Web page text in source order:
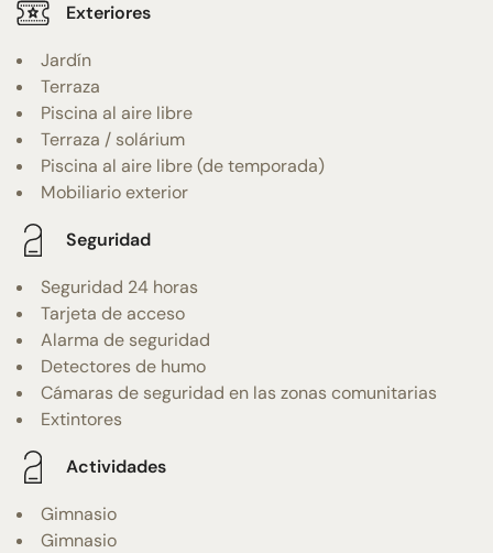
Exteriores
Jardín
Terraza
Piscina al aire libre
Terraza / solárium
Piscina al aire libre (de temporada)
Mobiliario exterior
Seguridad
Seguridad 24 horas
Tarjeta de acceso
Alarma de seguridad
Detectores de humo
Cámaras de seguridad en las zonas comunitarias
Extintores
Actividades
Gimnasio
Gimnasio